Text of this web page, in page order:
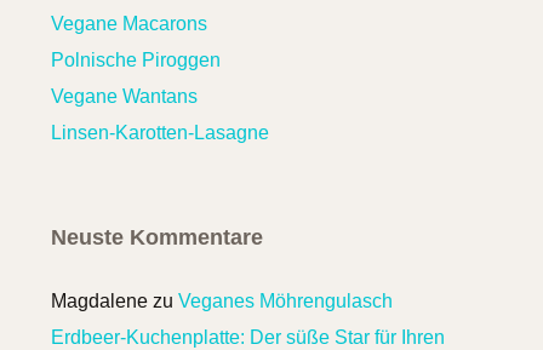
Vegane Macarons
Polnische Piroggen
Vegane Wantans
Linsen-Karotten-Lasagne
Neuste Kommentare
Magdalenezu Veganes Möhrengulasch
Erdbeer-Kuchenplatte: Der süße Star für Ihren